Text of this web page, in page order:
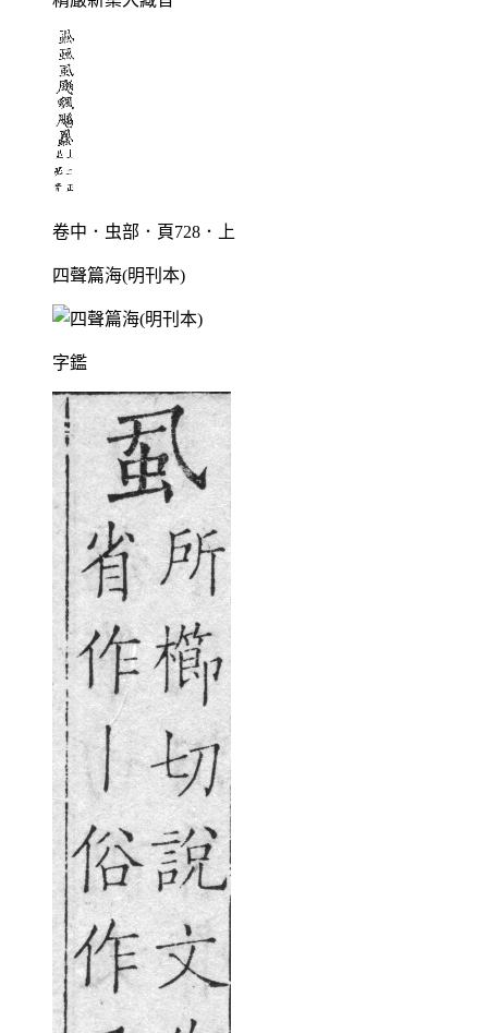
卷中．虫部．頁728．上
四聲篇海(明刊本)
字鑑